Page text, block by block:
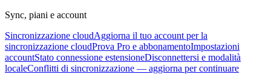
Sync, piani e account
Sincronizzazione cloudAggiorna il tuo account per la
sincronizzazione cloudProva Pro e abbonamentoImpostazioni
accountStato connessione estensioneDisconnettersi e modalità
localeConflitti di sincronizzazione — aggiorna per continuare